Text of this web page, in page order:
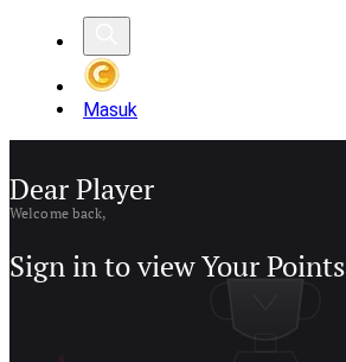
Masuk
Dear Player
Welcome back,
Sign in to view Your Points